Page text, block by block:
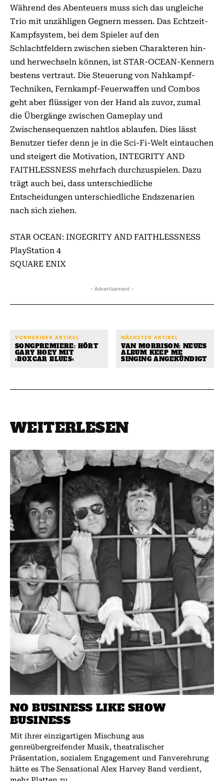
Während des Abenteuers muss sich das ungleiche
Trio mit unzähligen Gegnern messen. Das Echtzeit-
Kampfsystem, bei dem Spieler auf den
Schlachtfeldern zwischen sieben Charakteren hin-
und herwechseln können, ist STAR-OCEAN-Kennern
bestens vertraut. Die Steuerung von Nahkampf-
Techniken, Fernkampf-Feuerwaffen und Combos
geht aber flüssiger von der Hand als zuvor, zumal
die Übergänge zwischen Gameplay und
Zwischensequenzen nahtlos ablaufen. Dies lässt
Benutzer tiefer denn je in die Sci-Fi-Welt eintauchen
und steigert die Motivation, INTEGRITY AND
FAITHLESSNESS mehrfach durchzuspielen. Dazu
trägt auch bei, dass unterschiedliche
Entscheidungen unterschiedliche Endszenarien
nach sich ziehen.
STAR OCEAN: INGEGRITY AND FAITHLESSNESS
PlayStation 4
SQUARE ENIX
- Advertisement -
VORHERIGER ARTIKEL
SONGPREMIERE: HÖRT
GARY HOEY MIT
›BOXCAR BLUES‹
NÄCHSTER ARTIKEL
VAN MORRISON: NEUES
ALBUM KEEP ME
SINGING ANGEKÜNDIGT
WEITERLESEN
NO BUSINESS LIKE SHOW
BUSINESS
Mit ihrer einzigartigen Mischung aus
genreübergreifender Musik, theatralischer
Präsentation, sozialem Engagement und Fanverehrung
hätte es The Sensational Alex Harvey Band verdient,